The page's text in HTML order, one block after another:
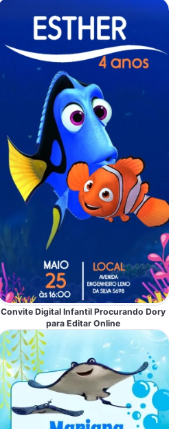
Convite Digital Infantil Procurando Dory
para Editar Online